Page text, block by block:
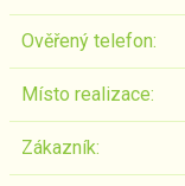
Ověřený telefon:
Místo realizace:
Zákazník: